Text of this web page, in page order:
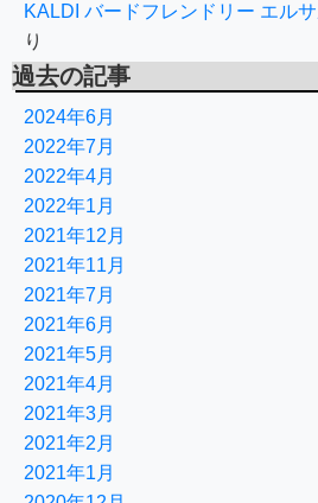
KALDI バードフレンドリー エル
り
過去の記事
2024年6月
2022年7月
2022年4月
2022年1月
2021年12月
2021年11月
2021年7月
2021年6月
2021年5月
2021年4月
2021年3月
2021年2月
2021年1月